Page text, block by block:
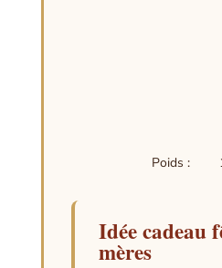
Poids : 18
Idée cadeau
mères